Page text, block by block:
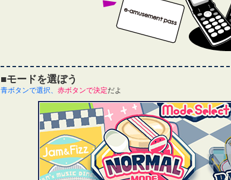
■モードを選ぼう
青ボタンで選択、 赤ボタンで決定だよ